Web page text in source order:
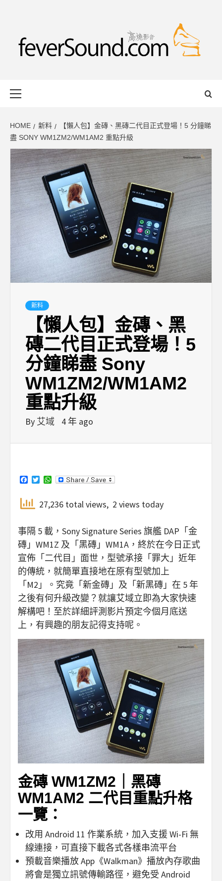
HOME 新料
【懶人包】金磚、黑磚二代目正式登場！5 分鐘睇
盡 SONY WM1ZM2/WM1AM2 重點升級
新料
【懶人包】金磚、黑
磚二代目正式登場！5
分鐘睇盡 Sony
WM1ZM2/WM1AM2
重點升級
By 艾域 4 年 ago
Facebook
TwitterWhatsApp
27,236 total views, 2 views today
事隔 5 載，Sony Signature Series 旗艦 DAP「金
磚」WM1Z 及「黑磚」WM1A，終於在今日正式
宣佈「二代目」面世，型號承接「罪大」近年
的傳統，就簡單直接地在原有型號加上
「M2」。究竟「新金磚」及「新黑磚」在 5 年
之後有何升級改變？就讓艾域立即為大家快速
解構吧！至於詳細評測影片預定今個月底送
上，有興趣的朋友記得支持呢。
金磚 WM1ZM2｜黑磚
WM1AM2 二代目重點升格
一覽：
改用 Android 11 作業系統，加入支援 Wi-Fi 無
線連接，可直接下載各式各樣串流平台
預載音樂播放 App《Walkman》播放內存歌曲
將會是獨立訊號傳輸路徑，避免受 Android